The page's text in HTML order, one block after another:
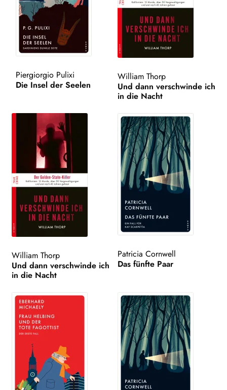
WEITERE VERLAGE
Search:
Piergiorgio Pulixi
Die Insel der Seelen
William Thorp
Und dann verschwinde ich
in die Nacht
William Thorp
Und dann verschwinde ich
in die Nacht
Patricia Cornwell
Das fünfte Paar